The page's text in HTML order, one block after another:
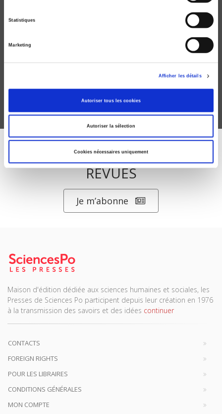
Statistiques
Marketing
Afficher les détails
Autoriser tous les cookies
Autoriser la sélection
Cookies nécessaires uniquement
Politique étrangère
ABONNEZ-VOUS À NOS
REVUES
Je m’abonne
Maison d'édition dédiée aux sciences humaines et sociales, les
Presses de Sciences Po participent depuis leur création en 1976
à la transmission des savoirs et des idées continuer
CONTACTS
FOREIGN RIGHTS
POUR LES LIBRAIRES
CONDITIONS GÉNÉRALES
MON COMPTE